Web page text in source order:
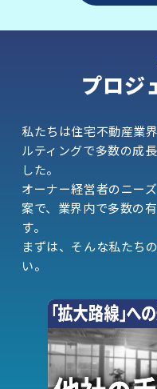
プロジ
私たちは住宅不動産業
ルティングで多数の成
した。
オーナー経営者のニー
案で、業界内で多数の
す。
まずは、そんな私たち
い。